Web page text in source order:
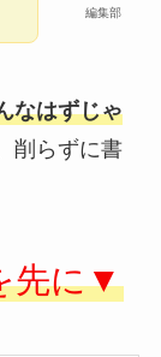
編集部
なはずじゃ
削らずに書
先に▼